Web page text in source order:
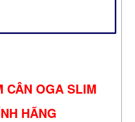
CÂN OGA SLIM
HÃNG